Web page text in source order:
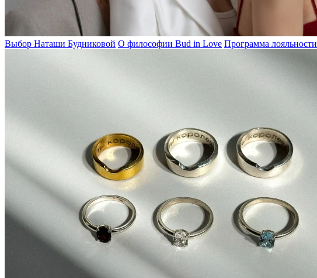
Выбор Наташи Будниковой О философии Bud in Love Программа лояльности